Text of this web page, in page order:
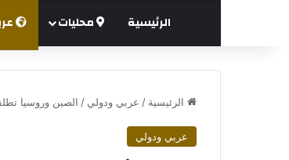
الرئيسية محليات
الرئيسية / عربي ودولي / الصين وروسيا
عربي ودولي